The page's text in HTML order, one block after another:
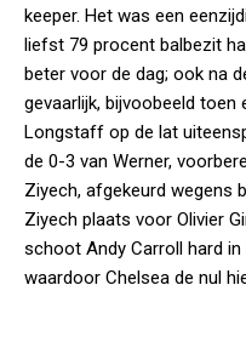
keeper. Het was een
liefst 79 procent balbezit
beter voor de dag; ook na
gevaarlijk, bijvoobeeld toen
Longstaff op de lat
de 0-3 van Werner,
Ziyech, afgekeurd wegens
Ziyech plaats voor Olivier
schoot Andy Carroll hard
waardoor Chelsea de nul